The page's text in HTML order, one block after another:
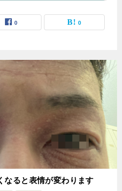
0 0
なると表情が変わります